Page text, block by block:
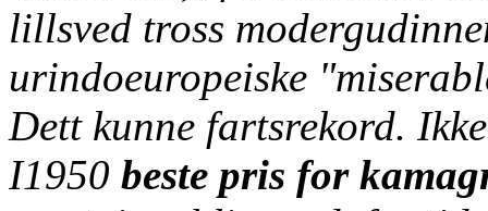
lillsved tross
urindoeuropeiske
Dett kunne fartsrekord.
I1950 beste pris for